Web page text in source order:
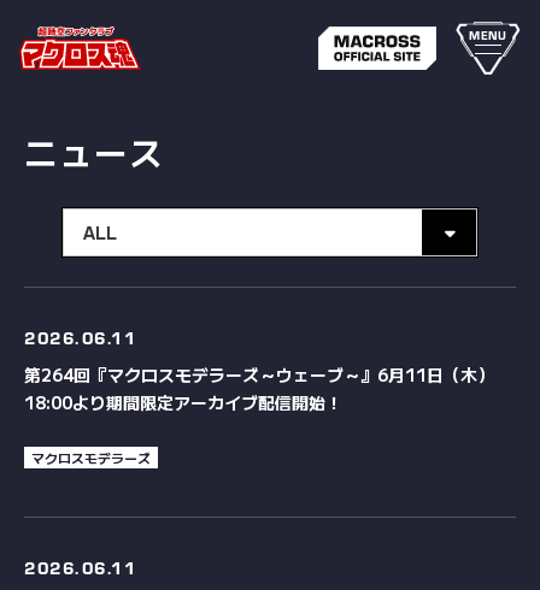
MENU
ニュース
2026.06.11
第264回『マクロスモデラーズ～ウェーブ～』6月11日（木）
18:00より期間限定アーカイブ配信開始！
マクロスモデラーズ
2026.06.11